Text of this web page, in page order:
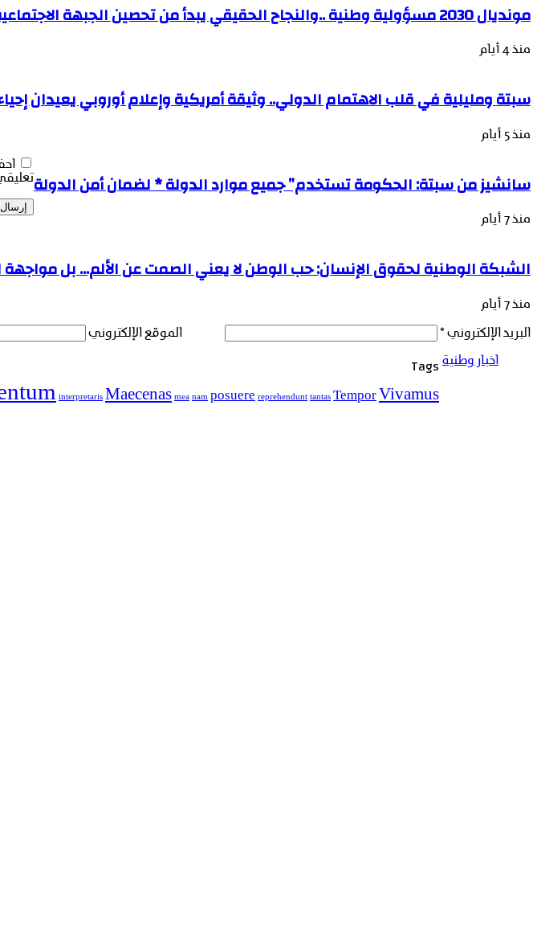
مونديال 2030 مسؤولية وطنية ..والنجاح الحقيقي يبدأ من تحصين الجبهة الاجتماعية.
منذ 4 أيام
سبتة ومليلية في قلب الاهتمام الدولي.. وثيقة أمريكية وإعلام أوروبي يعيدان
منذ 5 أيام
سانشيز من سبتة: الحكومة تستخدم” جميع موارد الدولة * لضمان أمن الدولة
منذ 7 أيام
الشبكة الوطنية لحقوق الإنسان: حب الوطن لا يعني الصمت عن الألم… بل مواجهة
منذ 7 أيام
البريد الإلكتروني * الموقع الإلكتروني
اخبار وطنية Tags
interpretaris Maecenas mea nam posuere reprehendunt tantas Tempor Vivamus